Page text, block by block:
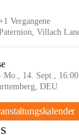
Vergangene
Villach
Mo., 14. Sept., 16:00
DEU